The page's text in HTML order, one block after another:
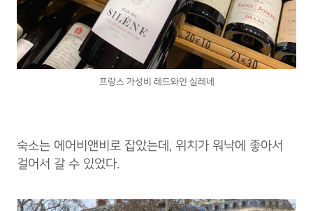
프랑스 가성비 레드와인 실레네
숙소는 에어비앤비로 잡았는데, 위치가 워낙에 좋아서
걸어서 갈 수 있었다.